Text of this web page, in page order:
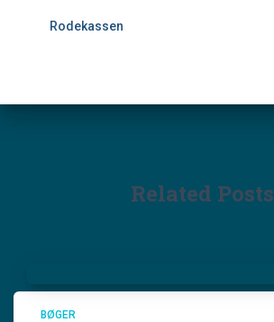
Rodekassen
Related Posts
BØGER